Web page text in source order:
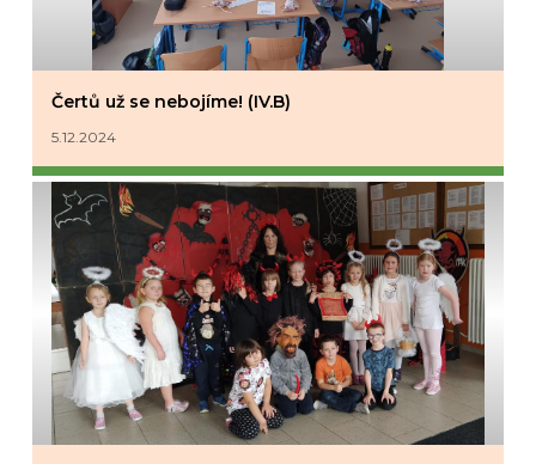
Čertů už se nebojíme! (IV.B)
5.12.2024